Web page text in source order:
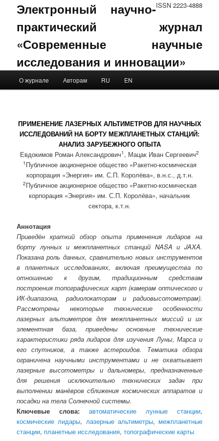
ISSN 2223-4888
Электронный научно-
практический журнал
«Современные научные
исследования и инновации»
Skip to primary content
Skip to secondary content
О журнале Авторам RU EN
ПРИМЕНЕНИЕ ЛАЗЕРНЫХ АЛЬТИМЕТРОВ ДЛЯ НАУЧНЫХ
ИССЛЕДОВАНИЙ НА БОРТУ МЕЖПЛАНЕТНЫХ СТАНЦИЙ:
АНАЛИЗ ЗАРУБЕЖНОГО ОПЫТА
Евдокимов Роман Александрович1 , Мацак Иван Сергеевич2
1 Публичное акционерное общество «Ракетно-космическая
корпорация «Энергия» им. С.П. Королёва», в.н.с., д.т.н.
2Публичное акционерное общество «Ракетно-космическая
корпорация «Энергия» им. С.П. Королёва», начальник
сектора, к.т.н.
Аннотация
Приведён краткий обзор опыта применения лидаров на
борту лунных и межпланетных станций NASA и JAXA.
Показана роль данных, сравнительно новых инструментов
в планетных исследованиях, включая преимущества по
отношению к другим, традиционным средствам
построения топографических карт (камерам оптического и
ИК-диапазона, радиолокаторам и радиовысотометрам).
Рассмотрены некоторые технические особенности
лазерных альтиметров для межпланетных миссий и их
элементная база, приведены основные технические
характеристики ряда лидаров для изучения Луны, Марса и
его спутников, а также астероидов. Тематика обзора
ограничена научными инструментами и не охватывает
лазерные высотометры и дальномеры, предназначенные
для решения исключительно технических задач при
выполнении манёвров сближения космических аппаратов и
посадки на тела Солнечной системы.
Ключевые слова:
автоматические лунные станции,
космические лидары, лазерные альтиметры, межпланетные
станции, планетные исследования,топографические карты